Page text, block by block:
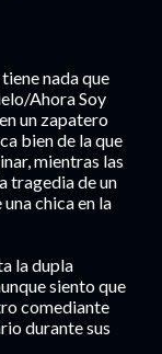
nada que
Ahora Soy
un zapatero
bien de la que
mientras las
tragedia de un
chica en la
la dupla
siento que
comediante
durante sus